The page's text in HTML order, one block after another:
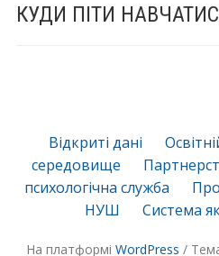
КУДИ ПІТИ
Відкриті дані
середовище
психологічна служба
НУШ
Система
На платформі WordPress /